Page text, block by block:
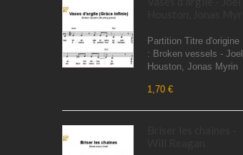
Partition Titre d'origine
: Broken vessels - Joel
Houston, Jonas Myrin
1,70 €